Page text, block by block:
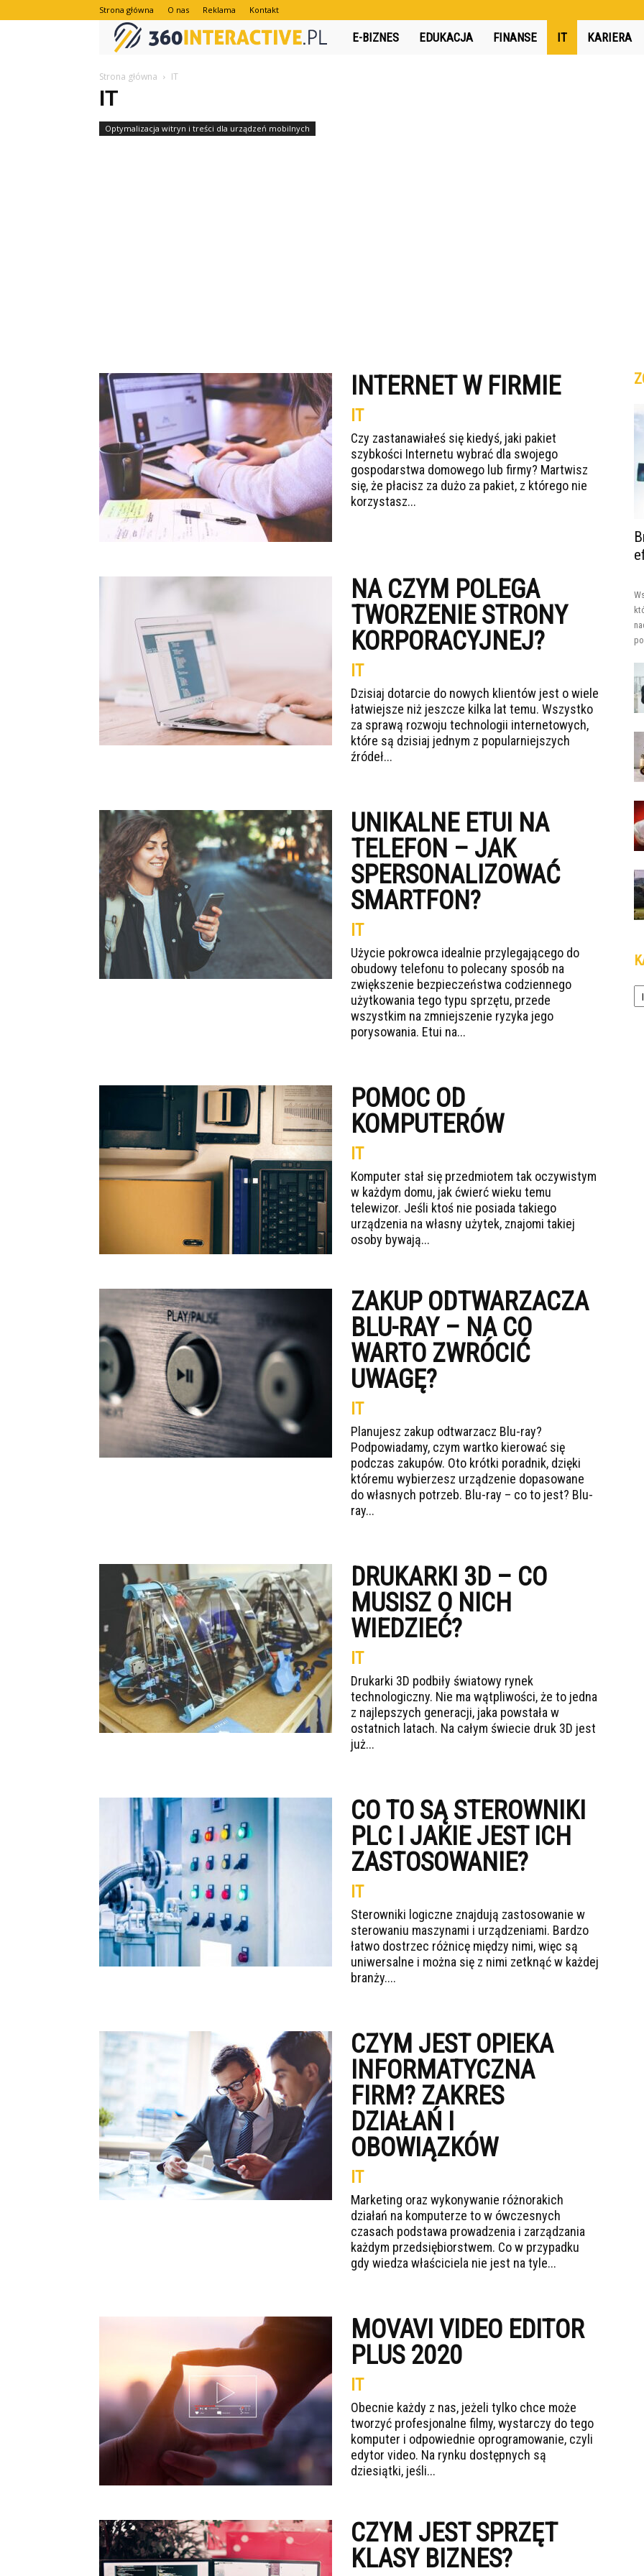
Strona główna O nas Reklama Kontakt
360interactive.pl
E-BIZNES EDUKACJA FINANSE IT KARIERA
Strona główna IT
IT
Optymalizacja witryn i treści dla urządzeń mobilnych
INTERNET W FIRMIE
IT
Czy zastanawiałeś się kiedyś, jaki pakiet
szybkości Internetu wybrać dla swojego
gospodarstwa domowego lub firmy? Martwisz
się, że płacisz za dużo za pakiet, z którego nie
korzystasz...
NA CZYM POLEGA
TWORZENIE STRONY
KORPORACYJNEJ?
IT
Dzisiaj dotarcie do nowych klientów jest o wiele
łatwiejsze niż jeszcze kilka lat temu. Wszystko
za sprawą rozwoju technologii internetowych,
które są dzisiaj jednym z popularniejszych
źródeł...
UNIKALNE ETUI NA
TELEFON – JAK
SPERSONALIZOWAĆ
SMARTFON?
IT
Użycie pokrowca idealnie przylegającego do
obudowy telefonu to polecany sposób na
zwiększenie bezpieczeństwa codziennego
użytkowania tego typu sprzętu, przede
wszystkim na zmniejszenie ryzyka jego
porysowania. Etui na...
POMOC OD
KOMPUTERÓW
IT
Komputer stał się przedmiotem tak oczywistym
w każdym domu, jak ćwierć wieku temu
telewizor. Jeśli ktoś nie posiada takiego
urządzenia na własny użytek, znajomi takiej
osoby bywają...
ZAKUP ODTWARZACZA
BLU-RAY – NA CO
WARTO ZWRÓCIĆ
UWAGĘ?
IT
Planujesz zakup odtwarzacz Blu-ray?
Podpowiadamy, czym wartko kierować się
podczas zakupów. Oto krótki poradnik, dzięki
któremu wybierzesz urządzenie dopasowane
do własnych potrzeb. Blu-ray – co to jest? Blu-
ray...
DRUKARKI 3D – CO
MUSISZ O NICH
WIEDZIEĆ?
IT
Drukarki 3D podbiły światowy rynek
technologiczny. Nie ma wątpliwości, że to jedna
z najlepszych generacji, jaka powstała w
ostatnich latach. Na całym świecie druk 3D jest
już...
CO TO SĄ STEROWNIKI
PLC I JAKIE JEST ICH
ZASTOSOWANIE?
IT
Sterowniki logiczne znajdują zastosowanie w
sterowaniu maszynami i urządzeniami. Bardzo
łatwo dostrzec różnicę między nimi, więc są
uniwersalne i można się z nimi zetknąć w każdej
branży....
CZYM JEST OPIEKA
INFORMATYCZNA
FIRM? ZAKRES
DZIAŁAŃ I
OBOWIĄZKÓW
IT
Marketing oraz wykonywanie różnorakich
działań na komputerze to w ówczesnych
czasach podstawa prowadzenia i zarządzania
każdym przedsiębiorstwem. Co w przypadku
gdy wiedza właściciela nie jest na tyle...
MOVAVI VIDEO EDITOR
PLUS 2020
IT
Obecnie każdy z nas, jeżeli tylko chce może
tworzyć profesjonalne filmy, wystarczy do tego
komputer i odpowiednie oprogramowanie, czyli
edytor video. Na rynku dostępnych są
dziesiątki, jeśli...
CZYM JEST SPRZĘT
KLASY BIZNES?